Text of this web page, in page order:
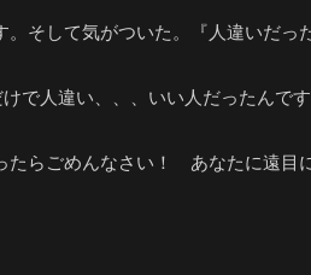
そして気がついた。『人違いだった
で人違い、、、いい人だったんで
らごめんなさい！ あなたに遠目